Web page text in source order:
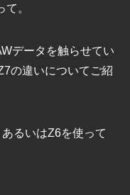
。
データを触らせてい
の違いについてご紹
るいはZ6を使って